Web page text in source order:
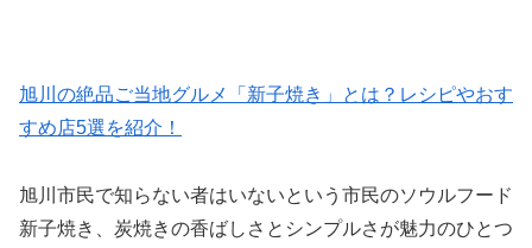
旭川の絶品ご当地グルメ「新子焼き」とは？レシピやおす
すめ店5選を紹介！
旭川市民で知らない者はいないという市民のソウルフード
新子焼き、炭焼きの香ばしさとシンプルさが魅力のひとつ